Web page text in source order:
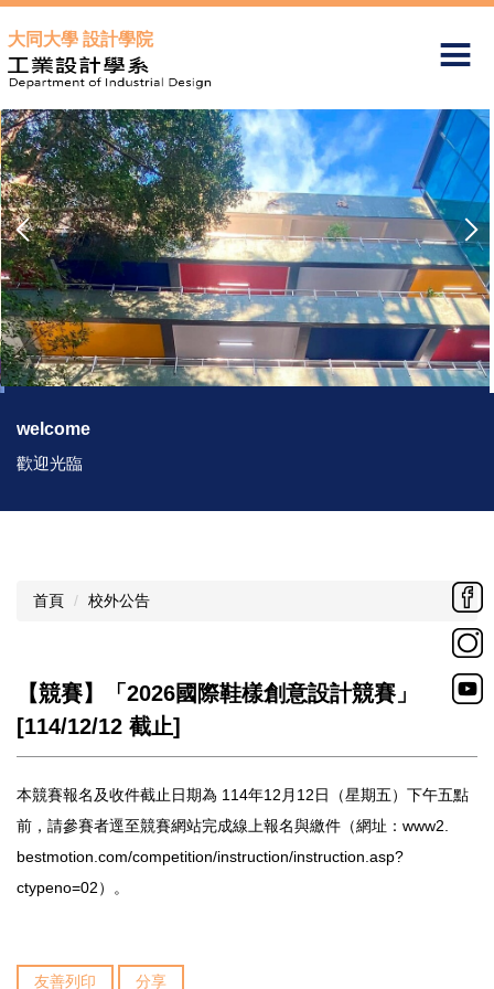
到
主
要
內
容
區
大同大學 設計學院
welcome
歡迎光臨
首頁 校外公告
【競賽】「2026國際鞋樣創意設計競賽」
[114/12/12 截止]
本競賽報名及收件截止日期為 114年12月12日（星期五）下午五點
前， 請參賽者逕至競賽網站完成線上報名與繳件（網址： www2.
bestmotion.com/competition/instruction/instruction.asp?
ctypeno=02）。
友善列印 分享